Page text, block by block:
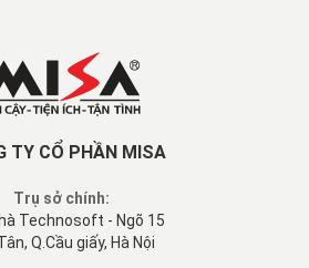
TY CỔ PHẦN MISA
Trụ sở chính:
Technosoft - Ngõ 15
Q.Cầu giấy, Hà Nội